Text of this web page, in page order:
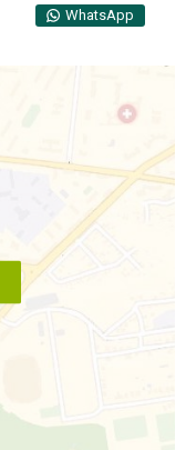
WhatsApp